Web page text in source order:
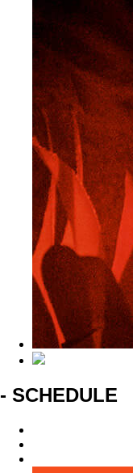
- SCHEDULE